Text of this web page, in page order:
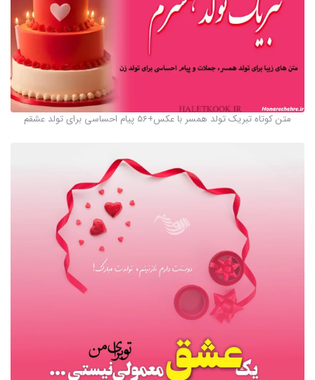
متن کوتاه تبریک تولد همسر با عکس+56 پیام احساسی برای تولد عشقم